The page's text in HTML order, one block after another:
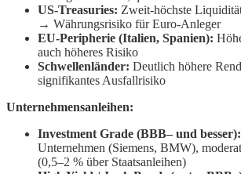
US-Treasuries: Zweit-höchste
→ Währungsrisiko für Euro-Anleger
EU-Peripherie (Italien, Spanien):
auch höheres Risiko
Schwellenländer: Deutlich höhere
signifikantes Ausfallrisiko
Unternehmensanleihen:
Investment Grade (BBB– und besser):
Unternehmen (Siemens, BMW),
(0,5–2 % über Staatsanleihen)